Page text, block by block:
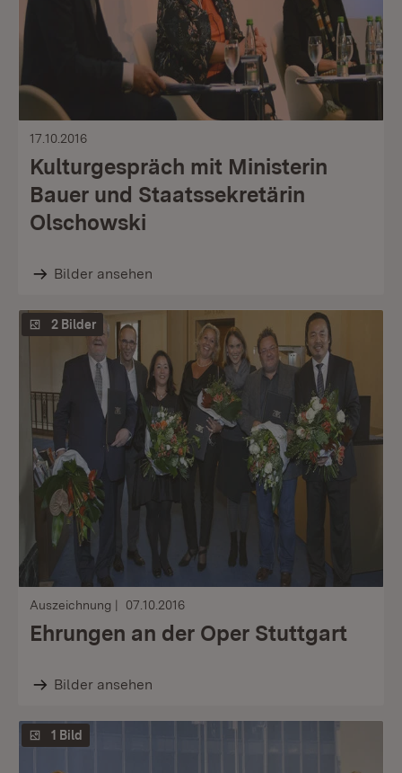
17.10.2016
Kulturgespräch mit Ministerin
Bauer und Staatssekretärin
Olschowski
Bilder ansehen
2 Bilder
Auszeichnung 07.10.2016
Ehrungen an der Oper Stuttgart
Bilder ansehen
1 Bild